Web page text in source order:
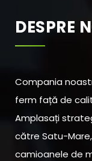
DESPRE
Compania
ferm față de
Amplasați
către Satu-
camioanele de